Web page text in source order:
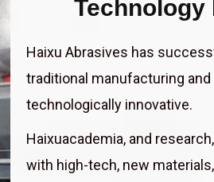
Haixu Abrasives has
traditional manufacturing
technologically innovative.
Haixuacademia, and
with high-tech, new